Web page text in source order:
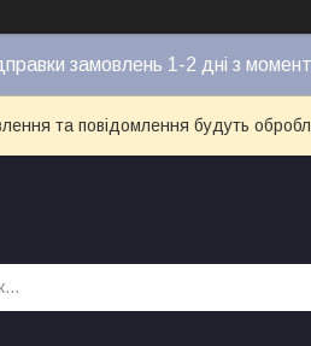
замовлень 1-2 дні з
та повідомлення будуть